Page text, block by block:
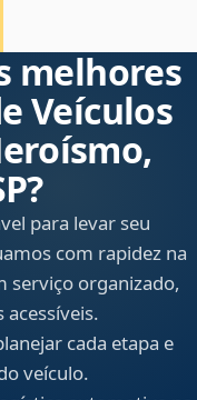
melhores
Veículos
para levar seu
com rapidez na
serviço organizado,
cada etapa e
veículo.